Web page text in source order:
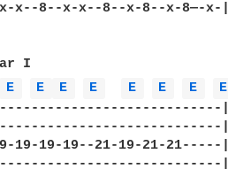
x--8--x-x--8--x-8--x-8—-
I
E
E E E E E E E
19-19-19--21-19-21-